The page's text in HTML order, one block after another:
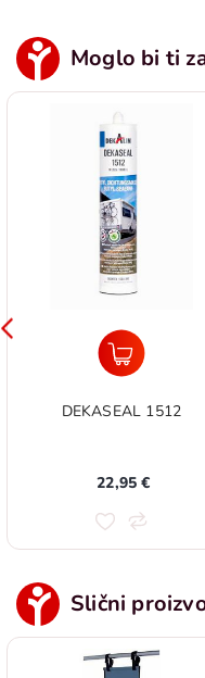
Moglo bi ti
DEKASEAL 1512
22,95 €
Slični